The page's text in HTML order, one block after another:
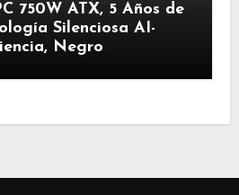
750W ATX, 5 Años de
Silenciosa AI-
Negro